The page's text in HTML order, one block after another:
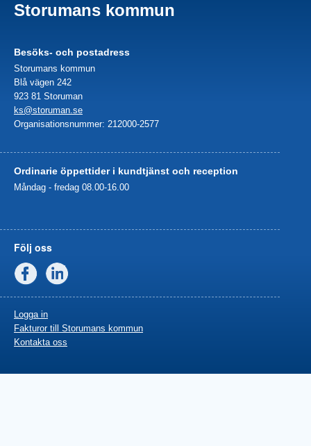
Storumans kommun
Besöks- och postadress
Storumans kommun
Blå vägen 242
923 81 Storuman
ks@storuman.se
Organisationsnummer: 212000-2577
Ordinarie öppettider i kundtjänst och reception
Måndag - fredag 08.00-16.00
Följ oss
Facebook
Logga in
Fakturor till Storumans kommun
Kontakta oss